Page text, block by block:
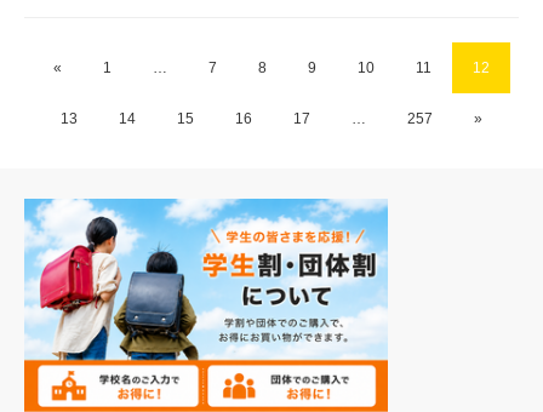
« 1 7 8 9 10 11 12
13 14 15 16 17 257 »